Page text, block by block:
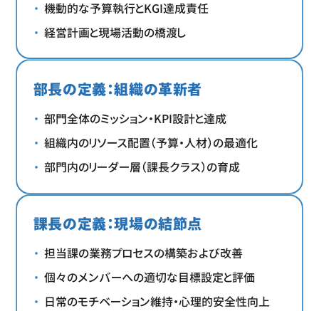
機動的な予算執行とKGI達成責任
経営計画と現場活動の橋渡し
部長の定義：組織の革新者
部門全体のミッション・KPI設計と達成
組織内のリソース配置（予算・人材）の最適化
部門内のリーダー層（課長クラス）の育成
課長の定義：現場の結節点
担当課の業務プロセスの構築および改善
個々のメンバーへの適切な目標設定と評価
日常のモチベーション維持・心理的安全性向上